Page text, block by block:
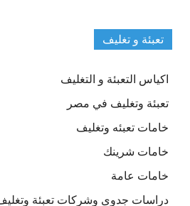
تعبئة و تغليف
اكياس التعبئة و التغليف
تعبئة وتغليف في مصر
خامات تعبئه وتغليف
خامات شرينك
خامات عامة
دراسات جدوى وشركات تعبئة وتغليف